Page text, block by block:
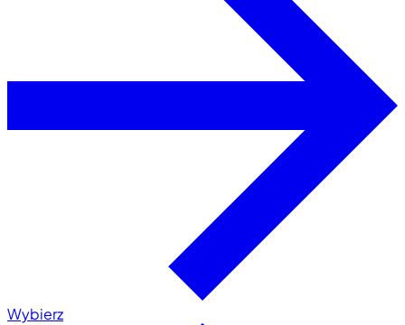
Wybierz